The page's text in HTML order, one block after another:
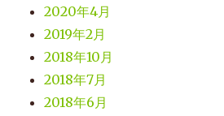
2020年4月
2019年2月
2018年10月
2018年7月
2018年6月